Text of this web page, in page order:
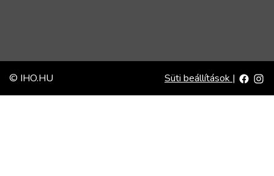
© IHO.HU Süti beállítások |